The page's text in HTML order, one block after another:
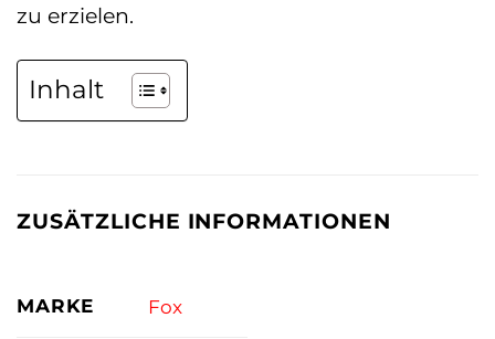
zu erzielen.
Inhalt
ZUSÄTZLICHE INFORMATIONEN
MARKE Fox